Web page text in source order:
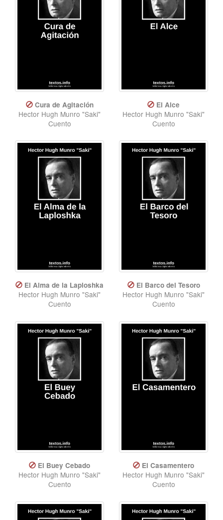
Cura de Agitación
Hector Hugh Munro "Saki"
Cuento
El Alce
Hector Hugh Munro "Saki"
Cuento
El Alma de la Laploshka
Hector Hugh Munro "Saki"
Cuento
El Barco del Tesoro
Hector Hugh Munro "Saki"
Cuento
El Buey Cebado
Hector Hugh Munro "Saki"
Cuento
El Casamentero
Hector Hugh Munro "Saki"
Cuento